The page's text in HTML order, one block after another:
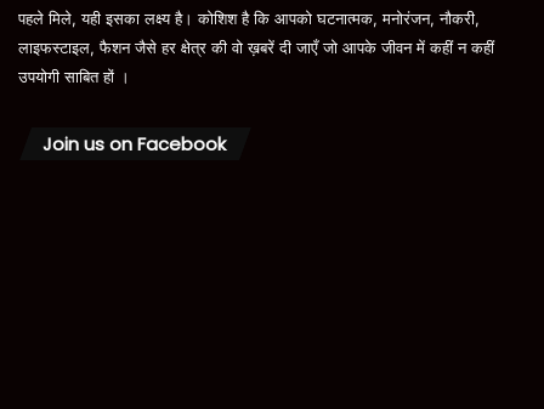
पहले मिले, यही इसका लक्ष्य है। कोशिश है कि आपको घटनात्मक, मनोरंजन, नौकरी,
लाइफस्टाइल, फैशन जैसे हर क्षेत्र की वो ख़बरें दी जाएँ जो आपके जीवन में कहीं न कहीं
उपयोगी साबित हों ।
Join us on Facebook